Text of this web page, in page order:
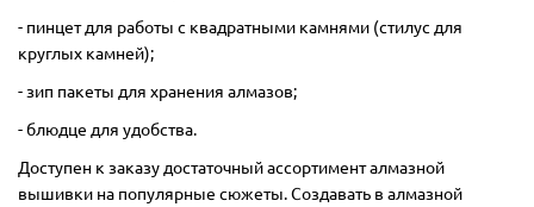
- пинцет для работы с квадратными камнями (стилус для
круглых камней);
- зип пакеты для хранения алмазов;
- блюдце для удобства.
Доступен к заказу достаточный ассортимент алмазной
вышивки на популярные сюжеты. Создавать в алмазной